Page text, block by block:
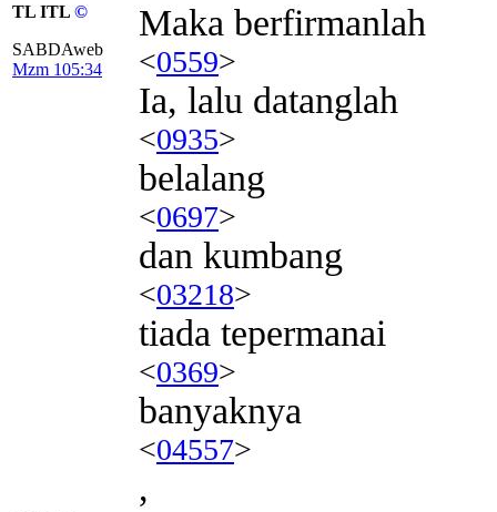
TL ITL ©
SABDAweb
Mzm 105:34
Maka berfirmanlah
<0559>
Ia, lalu datanglah
<0935>
belalang
<0697>
dan kumbang
<03218>
tiada tepermanai
<0369>
banyaknya
<04557>
,